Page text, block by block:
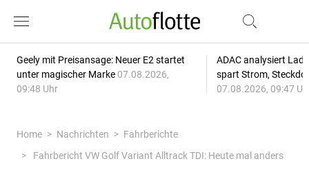
Geely mit Preisansage: Neuer E2 startet
unter magischer Marke 07.08.2026,
09:48 Uhr
ADAC analysiert
spart Strom,
07.08.2026, 09:47
Home Nachrichten
Fahrberichte
Fahrbericht VW Golf Variant Alltrack TDI: Heute mal anders